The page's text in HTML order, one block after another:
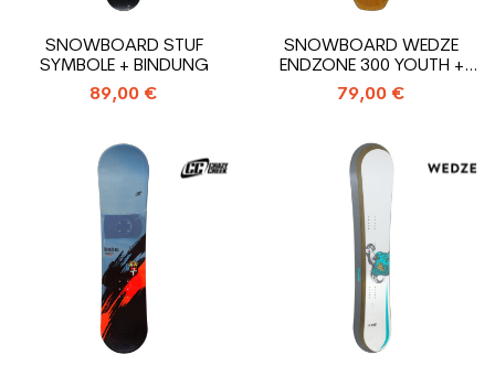
SNOWBOARD STUF
SYMBOLE + BINDUNG
89,00 €
SNOWBOARD WEDZE
ENDZONE 300 YOUTH +
BINDUNG
79,00 €